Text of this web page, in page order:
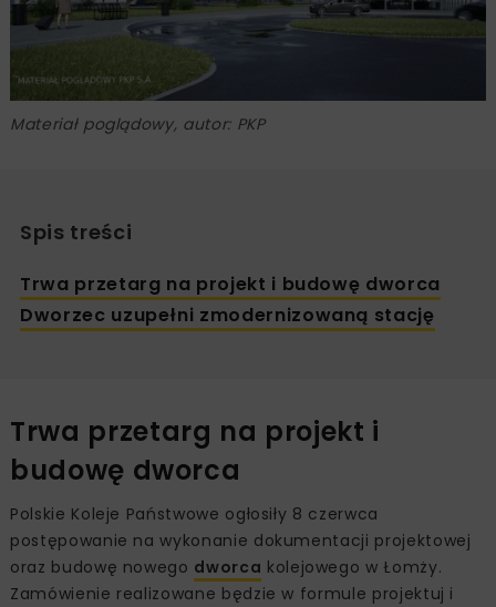
Materiał poglądowy, autor: PKP
Spis treści
Trwa przetarg na projekt i budowę dworca
Dworzec uzupełni zmodernizowaną stację
Trwa przetarg na projekt i
budowę dworca
Polskie Koleje Państwowe ogłosiły 8 czerwca
postępowanie na wykonanie dokumentacji projektowej
oraz budowę nowego dworca kolejowego w Łomży.
Zamówienie realizowane będzie w formule projektuj i